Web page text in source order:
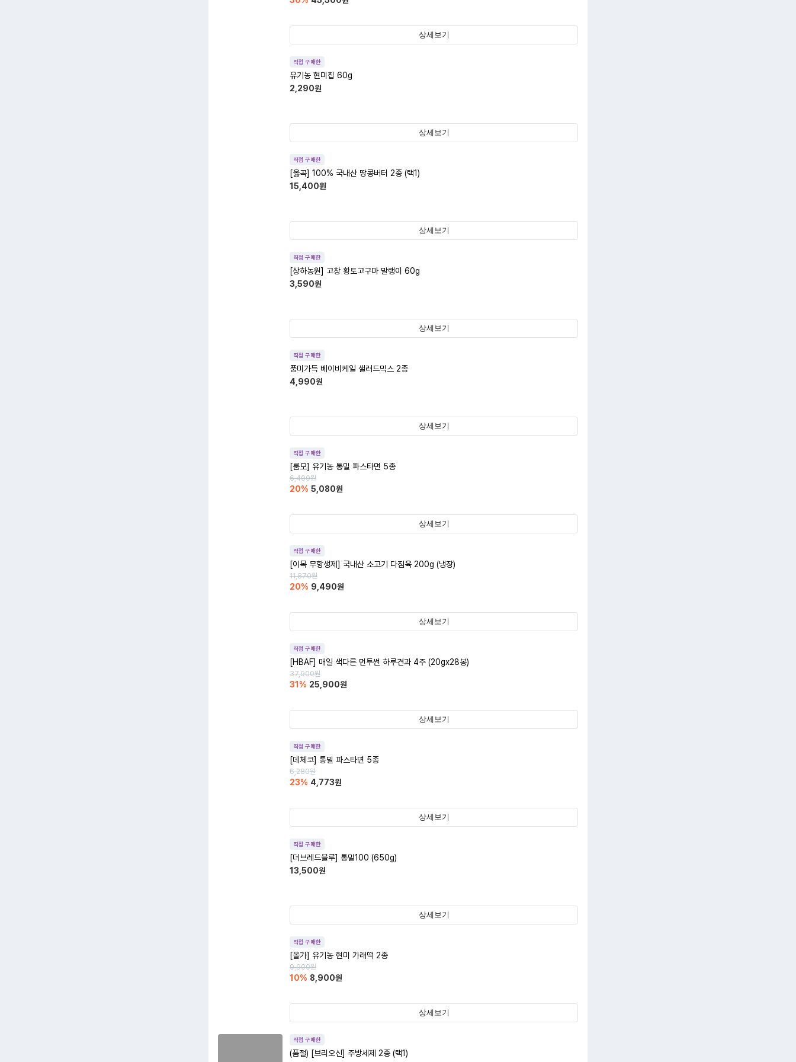
상세보기
직접 구매한
유기농 현미칩 60g
2,290원
상세보기
직접 구매한
[옳곡] 100% 국내산 땅콩버터 2종 (택1)
15,400원
상세보기
직접 구매한
[상하농원] 고창 황토고구마 말랭이 60g
3,590원
상세보기
직접 구매한
풍미가득 베이비케일 샐러드믹스 2종
4,990원
상세보기
직접 구매한
[룸모] 유기농 통밀 파스타면 5종
6,400원
20% 5,080원
상세보기
직접 구매한
[이목 무항생제] 국내산 소고기 다짐육 200g (냉장)
11,870원
20% 9,490원
상세보기
직접 구매한
[HBAF] 매일 색다른 먼투썬 하루견과 4주 (20gx28봉)
37,900원
31 % 25,900원
상세보기
직접 구매한
[데체코] 통밀 파스타면 5종
6,280원
23% 4,773원
상세보기
직접 구매한
[더브레드블루] 통밀100 (650g)
13,500원
상세보기
직접 구매한
[올가] 유기농 현미 가래떡 2종
9,900원
10% 8,900원
상세보기
직접 구매한
(품절) [브리오신] 주방세제 2종 (택1)